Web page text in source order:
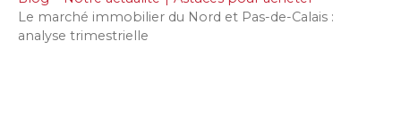
Le marché immobilier du Nord et Pas-de-Calais :
analyse trimestrielle